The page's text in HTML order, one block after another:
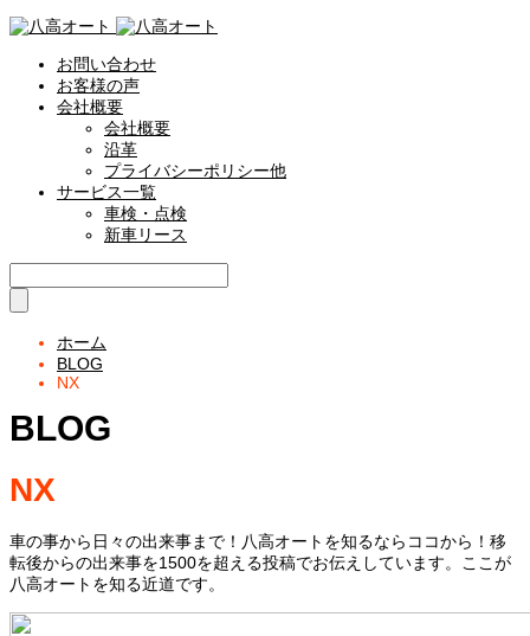
お問い合わせ
お客様の声
会社概要
会社概要
沿革
プライバシーポリシー他
サービス一覧
車検・点検
新車リース
ホーム
BLOG
NX
BLOG
NX
車の事から日々の出来事まで！八高オートを知るならココから！移
転後からの出来事を1500を超える投稿でお伝えしています。ここが
八高オートを知る近道です。